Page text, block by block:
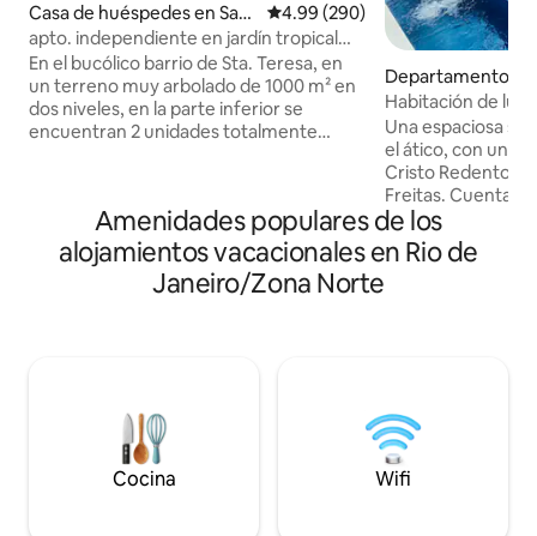
Casa de huéspedes en Sant
a Teresa
Calificación promedio: 4.99 de
4.99 (290)
apto. independiente en jardín tropical
con piscina
En el bucólico barrio de Sta. Teresa, en
un terreno muy arbolado de 1000 m² en
dos niveles, en la parte inferior se
encuentran 2 unidades totalmente
(Corcovado), la montaña y el
Sambódromo (desfiles de Carnaval),
estamos frente a la antigua iglesia y al
lado de una pequeña plaza familiar con
Departamento en
neiro
Habitación de lujo
privacidad.
Una espaciosa
el ático, con una
Cristo Redentor y
Freitas. Cuenta
exterior con
baño, sauna de
parrilla para
de Copacabana,
Amenidades populares de los
alojamientos vacacionales en Rio de
Janeiro/Zona Norte
Cocina Wifi